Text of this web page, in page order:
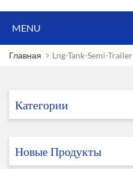
MENU
Главная Lng-Tank-Semi-Trailer
Категории
Новые Продукты